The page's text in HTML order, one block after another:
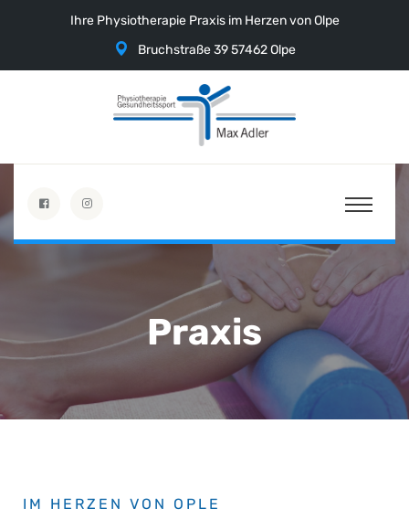
Ihre Physiotherapie Praxis im Herzen von Olpe
Bruchstraße 39 57462 Olpe
Praxis
IM HERZEN VON OPLE